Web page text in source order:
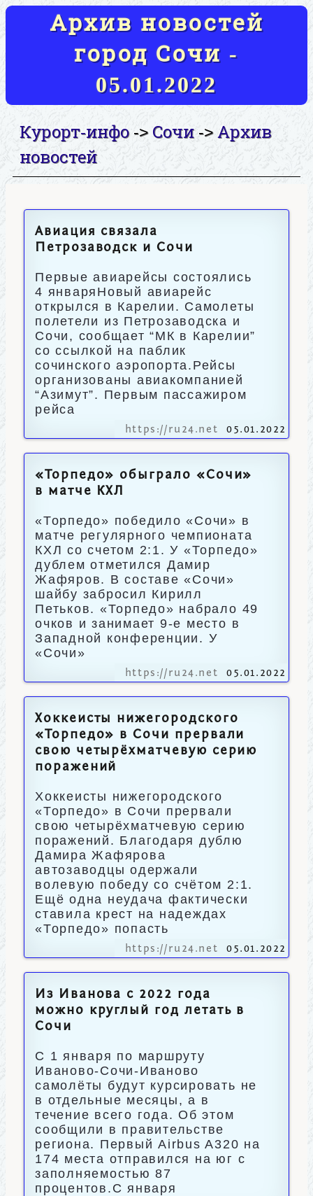
Архив новостей
город Сочи -
05.01.2022
Курорт-инфо-> Сочи->Архив
новостей
Авиация связала
Петрозаводск и Сочи
Первые авиарейсы состоялись
4 январяНовый авиарейс
открылся в Карелии. Самолеты
полетели из Петрозаводска и
Сочи, сообщает “МК в Карелии”
со ссылкой на паблик
сочинского аэропорта.Рейсы
организованы авиакомпанией
“Азимут”. Первым пассажиром
рейса
https://ru24.net 05.01.2022
«Торпедо» обыграло «Сочи»
в матче КХЛ
«Торпедо» победило «Сочи» в
матче регулярного чемпионата
КХЛ со счетом 2:1. У «Торпедо»
дублем отметился Дамир
Жафяров. В составе «Сочи»
шайбу забросил Кирилл
Петьков. «Торпедо» набрало 49
очков и занимает 9-е место в
Западной конференции. У
«Сочи»
https://ru24.net 05.01.2022
Хоккеисты нижегородского
«Торпедо» в Сочи прервали
свою четырёхматчевую серию
поражений
Хоккеисты нижегородского
«Торпедо» в Сочи прервали
свою четырёхматчевую серию
поражений. Благодаря дублю
Дамира Жафярова
автозаводцы одержали
волевую победу со счётом 2:1.
Ещё одна неудача фактически
ставила крест на надеждах
«Торпедо» попасть
https://ru24.net 05.01.2022
Из Иванова с 2022 года
можно круглый год летать в
Сочи
С 1 января по маршруту
Иваново-Сочи-Иваново
самолёты будут курсировать не
в отдельные месяцы, а в
течение всего года. Об этом
сообщили в правительстве
региона. Первый Airbus A320 на
174 места отправился на юг с
заполняемостью 87
процентов.С января